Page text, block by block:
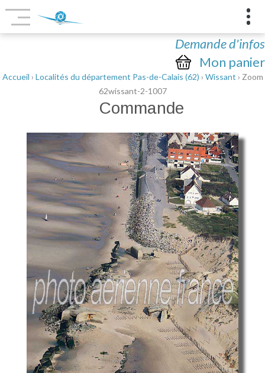
Demande d'infos
Mon panier
Accueil › Localités du département Pas-de-Calais (62) › Wissant › Zoom
62wissant-2-1007
Commande